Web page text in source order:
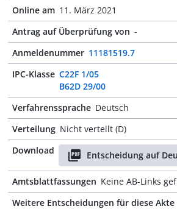
Online am 11. März 2021
Antrag auf Überprüfung von -
Anmeldenummer 11181519.7
IPC-Klasse C22F 1/05
B62D 29/00
Verfahrenssprache Deutsch
Verteilung Nicht verteilt (D)
Download
Entscheidung auf
Amtsblattfassungen Keine AB-Links
Weitere Entscheidungen für diese Akte